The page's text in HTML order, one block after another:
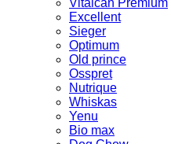
Vitalcan Premium
Excellent
Sieger
Optimum
Old prince
Osspret
Nutrique
Whiskas
Yenu
Bio max